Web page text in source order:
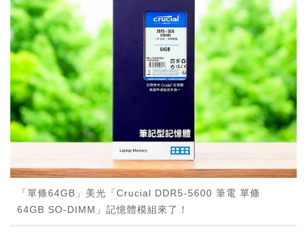
「單條64GB」美光「Crucial DDR5-5600 筆電 單條
64GB SO-DIMM」記憶體模組來了！